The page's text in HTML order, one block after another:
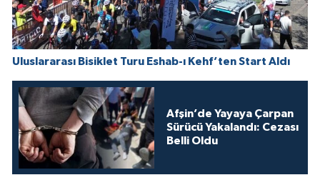
Uluslararası Bisiklet Turu Eshab-ı Kehf’ten Start Aldı
Afşin’de Yayaya Çarpan
Sürücü Yakalandı: Cezası
Belli Oldu